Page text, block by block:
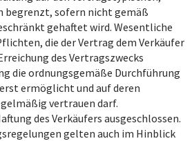
begrenzt, sofern nicht gemäß
gehaftet wird. Wesentliche
die der Vertrag dem Verkäufer
des Vertragszwecks
die ordnungsgemäße Durchführung
ermöglicht und auf deren
vertrauen darf.
des Verkäufers ausgeschlossen.
gelten auch im Hinblick